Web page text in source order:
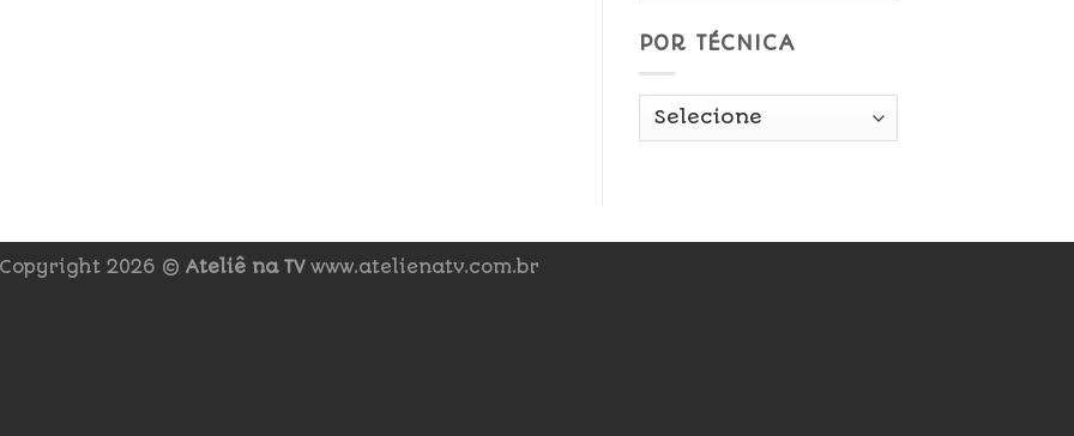
POR TÉCNICA
Copyright 2026 © Ateliê na TVwww.atelienatv.com.br